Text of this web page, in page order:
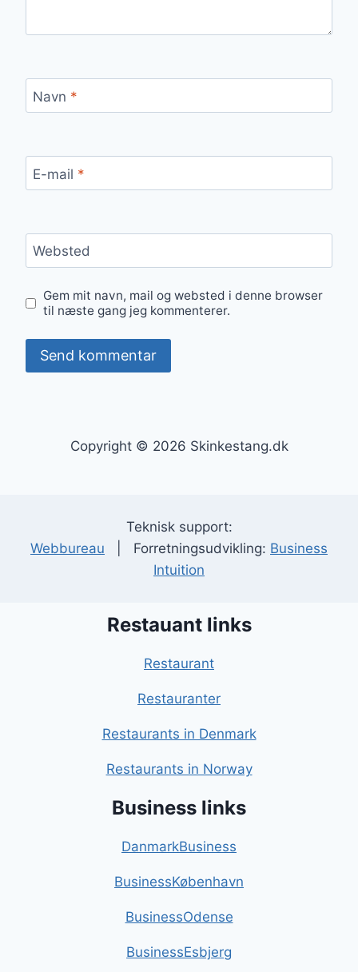
Navn *
E-mail *
Websted
Gem mit navn, mail og websted i denne browser
til næste gang jeg kommenterer.
Copyright © 2026 Skinkestang.dk
Teknisk support:
Webbureau | Forretningsudvikling: Business
Intuition
Restauant links
Restaurant
Restauranter
Restaurants in Denmark
Restaurants in Norway
Business links
DanmarkBusiness
BusinessKøbenhavn
BusinessOdense
BusinessEsbjerg